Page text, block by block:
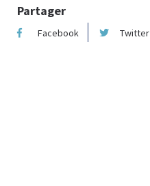
Partager
Facebook Twitter